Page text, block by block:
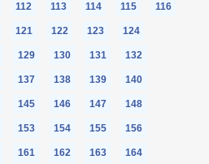
112 113 114 115 116
121 122 123 124
129 130 131 132
137 138 139 140
145 146 147 148
153 154 155 156
161 162 163 164